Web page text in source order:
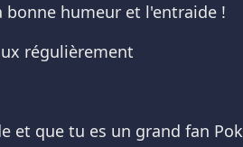
bonne humeur et l'entraide !
régulièrement
et que tu es un grand fan